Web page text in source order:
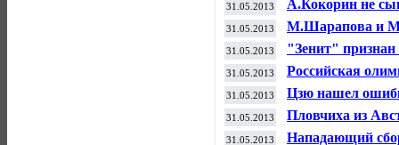
31.05.2013
А.Кокорин не
Евро
31.05.2013
М.Шарапова и
"Ролан Гаррос"
31.05.2013 "Зенит"
31.05.2013
Российская
необходимость
31.05.2013
Цзю нашел
Джонсом
31.05.2013
Пловчиха из
защиты от акул
31.05.2013
Нападающий